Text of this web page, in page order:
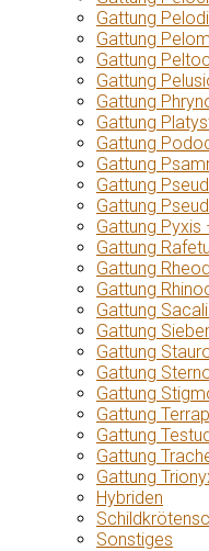
Gattung
Gattung
Gattung
Gattung
Gattung
Gattung
Gattung
Gattung
Gattung
Gattung
Gattung Pyxis
Gattung
Gattung
Gattung
Gattung
Gattung
Gattung
Gattung
Gattung
Gattung
Gattung
Gattung
Gattung
Hybriden
Sonstiges